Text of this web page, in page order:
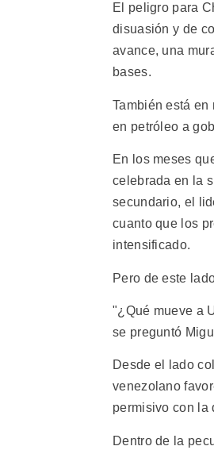
El peligro para
disuasión y de
avance, una
bases.
También está
en petróleo a
En los meses
celebrada en la
secundario, el
cuanto que los
intensificado.
Pero de este
"¿Qué mueve a
se preguntó
Desde el lado
venezolano
permisivo con la
Dentro de la